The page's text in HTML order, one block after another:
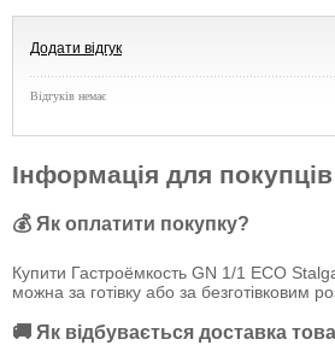
Додати відгук
Відгуків немає
Інформація для покупців
💰 Як оплатити покупку?
Купити Гастроёмкость GN 1/1 ECO
можна за готівку або за безготівковим
🚚 Як відбувається доставка